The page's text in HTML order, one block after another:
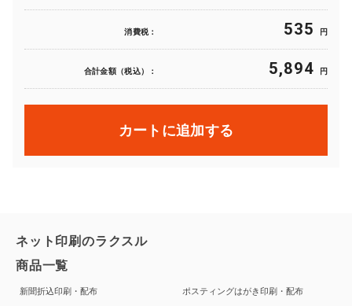
消費税： 535 円
合計金額（税込）： 5,894 円
カートに追加する
ネット印刷のラクスル
商品一覧
新聞折込印刷・配布
ポスティングはがき印刷・配布